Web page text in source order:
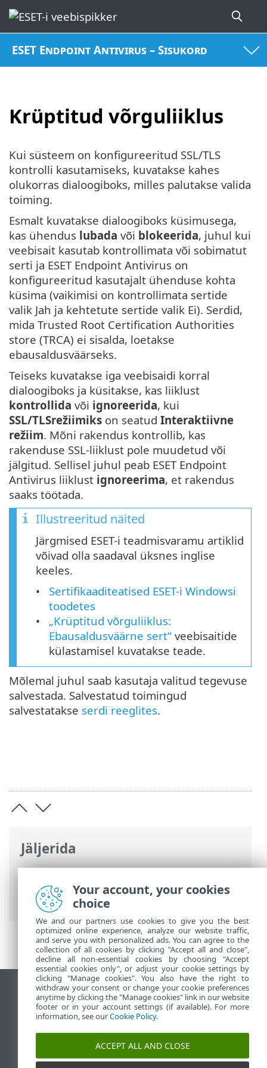
ESET Endpoint Antivirus – Sisukord
Krüptitud võrguliiklus
Jäljerida
ESET-i veebispikker>ESET Endpoint
Antivirus
>Täpsem häälestus> Kaitsed>
SSL/TLS> Krüptitud võrguliiklus
Kui süsteem on konfigureeritud SSL/TLS
kontrolli kasutamiseks, kuvatakse kahes
olukorras dialoogiboks, milles palutakse valida
toiming.
Esmalt kuvatakse dialoogiboks küsimusega,
kas ühendus lubada või blokeerida, juhul kui
veebisait kasutab kontrollimata või sobimatut
serti ja ESET Endpoint Antivirus on
konfigureeritud kasutajalt ühenduse kohta
küsima (vaikimisi on kontrollimata sertide
valik Jah ja kehtetute sertide valik Ei). Serdid,
mida Trusted Root Certification Authorities
store (TRCA) ei sisalda, loetakse
ebausaldusväärseks.
Teiseks kuvatakse iga veebisaidi korral
dialoogiboks ja küsitakse, kas liiklust
kontrollida või ignoreerida, kui
SSL/TLSrežiimiks on seatud Interaktiivne
režiim. Mõni rakendus kontrollib, kas
rakenduse SSL-liiklust pole muudetud või
jälgitud. Sellisel juhul peab ESET Endpoint
Antivirus liiklust ignoreerima, et rakendus
saaks töötada.
Illustreeritud näited
Järgmised ESET-i teadmisvaramu artiklid
võivad olla saadaval üksnes inglise
keeles.
Sertifikaaditeatised ESET-i Windowsi
toodetes
„Krüptitud võrguliiklus:
Ebausaldusväärne sert“ veebisaitide
külastamisel kuvatakse teade.
Mõlemal juhul saab kasutaja valitud tegevuse
salvestada. Salvestatud toimingud
salvestatakse serdi reeglites.
Vaata tavaarvutile mõeldud veebilehte
End of Life
ESET-i teabebaas
ESET-i foorum
ESET Status Portal
Your account, your cookies
choice
We and our partners use cookies to give you the best
optimized online experience, analyze our website traffic,
and serve you with personalized ads. You can agree to the
collection of all cookies by clicking "Accept all and close",
decline all non-essential cookies by choosing "Accept
essential cookies only", or adjust your cookie settings by
clicking "Manage cookies". You also have the right to
withdraw your consent or change your cookie preferences
anytime by clicking the "Manage cookies" link in our website
footer or in your account settings (if available). For more
information, see ourCookie Policy.
ACCEPT ALL AND CLOSE